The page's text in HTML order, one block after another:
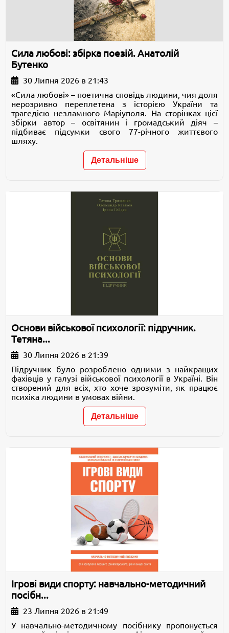
Сила любові: збірка поезій. Анатолій
Бутенко
30 Липня 2026 в 21:43
«Сила любові» – поетична сповідь людини, чия доля
нерозривно переплетена з історією України та
трагедією незламного Маріуполя. На сторінках цієї
збірки автор – освітянин і громадський діяч –
підбиває підсумки свого 77-річного життєвого
шляху.
Детальніше
Основи військової психології: підручник.
Тетяна...
30 Липня 2026 в 21:39
Підручник було розроблено одними з найкращих
фахівців у галузі військової психології в Україні. Він
створений для всіх, хто хоче зрозуміти, як працює
психіка людини в умовах війни.
Детальніше
Ігрові види спорту: навчально-методичний
посібн...
23 Липня 2026 в 21:49
У навчально-методичному посібнику пропонується